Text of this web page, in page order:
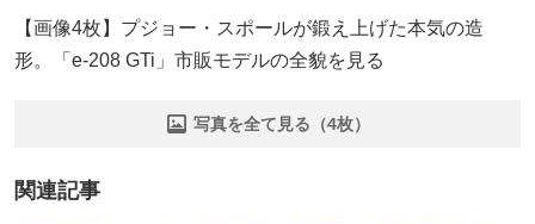
【画像4枚】プジョー・スポールが鍛え上げた本気の造
形。「e-208 GTi」市販モデルの全貌を見る
写真を全て見る（4枚）
関連記事